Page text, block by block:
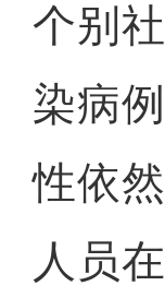
个别
染病
性依
人员